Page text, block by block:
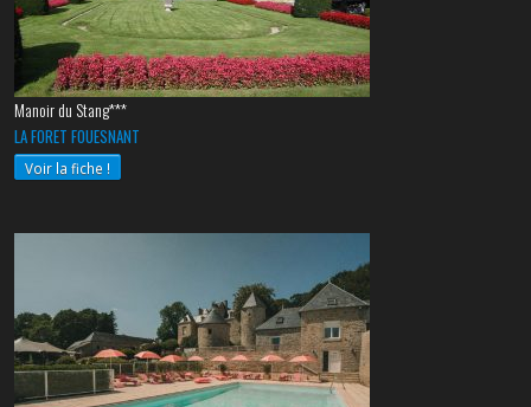
Manoir du Stang***
LA FORET FOUESNANT
Voir la fiche !